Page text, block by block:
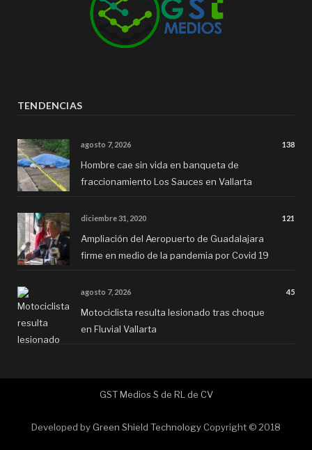
TENDENCIAS
agosto 7, 2026 138
Hombre cae sin vida en banqueta de
fraccionamiento Los Sauces en Vallarta
diciembre 31, 2020 121
Ampliación del Aeropuerto de Guadalajara
firme en medio de la pandemia por Covid 19
agosto 7, 2026 45
Motociclista resulta lesionado tras choque
en Fluvial Vallarta
GST Medios S de RL de CV
Developed by Green Shield Technology Copyright © 2018